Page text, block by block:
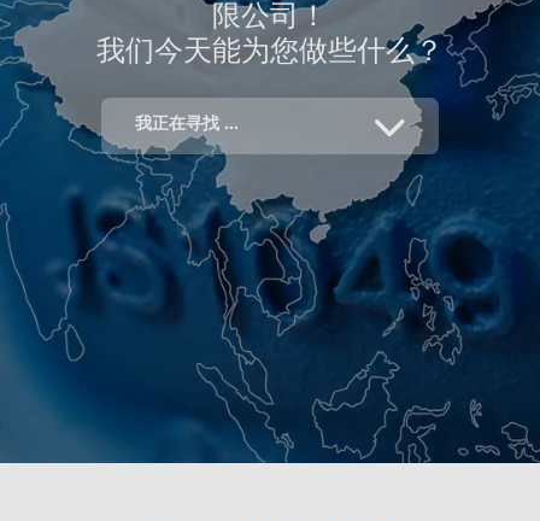
限公司！
我们今天能为您做些什么？
我正在寻找 ...